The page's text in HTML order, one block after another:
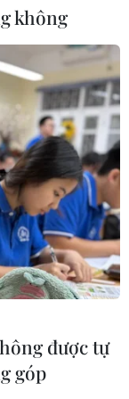
không
được tự
góp